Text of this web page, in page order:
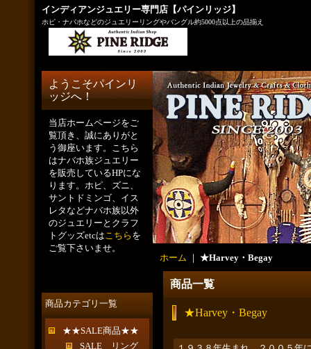
インディアンジュエリー専門店【パインリッジ】
ホピ・ナバホなどのジュエリーリングやバングル約5000点以上の品揃え
ようこそパインリ
ッジへ！
当店ホームページをご
覧頂き、誠にありがと
う御座います。こちら
はナバホ族ジュエリー
を販売しているHPにな
ります。ホピ、ズニ、
サントドミンゴ、イス
レタなどナバホ族以外
のジュエリーとクラフ
トグッズetcはこちら を
ご覧下さいませ。
商品カテゴリ一覧
★★SALE商品★★
SALE リング
ホーム ｜ ★Harvey・Begay
商品一覧
★Harvey・Begay